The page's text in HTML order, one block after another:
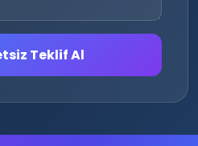
Teklif Al